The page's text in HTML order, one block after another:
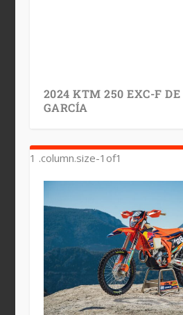
2024 KTM 250 EXC-F DE
GARCÍA